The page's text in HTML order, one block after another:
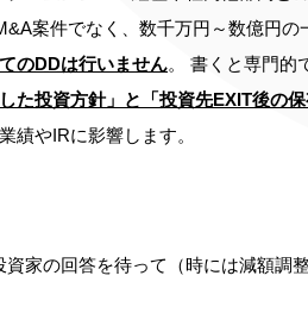
案件でなく、数千万円～数億円の
のDDは行いません。 書くと専門的
た投資方針」と「投資先EXIT後の保
績やIRに影響します。
家の回答を待って（時には減額調